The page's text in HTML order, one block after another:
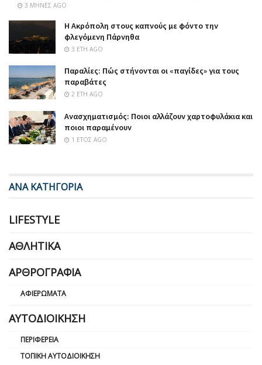
3 ΜΉΝΕΣ AGO
Η Ακρόπολη στους καπνούς με φόντο την
φλεγόμενη Πάρνηθα
3 ΈΤΗ AGO
Παραλίες: Πώς στήνονται οι «παγίδες» για τους
παραβάτες
2 ΈΤΗ AGO
Ανασχηματισμός: Ποιοι αλλάζουν χαρτοφυλάκια και
ποιοι παραμένουν
1 ΈΤΟΣ AGO
ΑΝΑ ΚΑΤΗΓΟΡΙΑ
LIFESTYLE
ΑΘΛΗΤΙΚΆ
ΑΡΘΡΟΓΡΑΦΊΑ
ΑΦΙΕΡΏΜΑΤΑ
ΑΥΤΟΔΙΟΊΚΗΣΗ
ΠΕΡΙΦΈΡΕΙΑ
ΤΟΠΙΚΉ ΑΥΤΟΔΙΟΊΚΗΣΗ